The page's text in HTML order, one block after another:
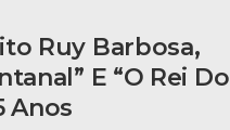
Ruy Barbosa,
E “O Rei Do
Anos